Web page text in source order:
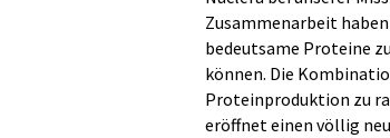
Zusammenarbeit
bedeutsame Proteine
können. Die
Proteinproduktion zu
eröffnet einen völlig